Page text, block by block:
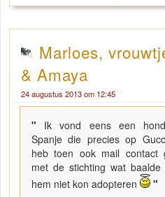
Marloes,
& Amaya
24 augustus 2013 om 12:45
" Ik vond eens een
Spanje die precies op
heb toen ook mail contact
met de stichting wat
hem niet kon adopteren
"